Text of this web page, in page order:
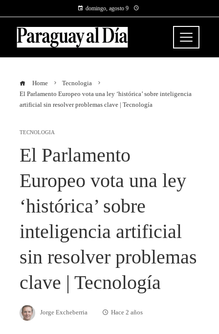
domingo, agosto 9
Home
Tecnologia
El Parlamento Europeo vota una ley ‘histórica’ sobre inteligencia
artificial sin resolver problemas clave | Tecnología
TECNOLOGIA
El Parlamento
Europeo vota una ley
‘histórica’ sobre
inteligencia artificial
sin resolver problemas
clave | Tecnología
Jorge Excheberria Hace 2 años